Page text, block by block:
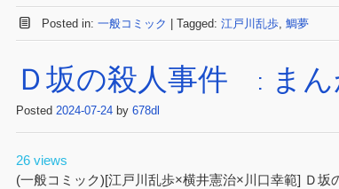
Posted in: 一般コミック Tagged: 江戸川乱歩, 鯛夢
Ｄ坂の殺人事件 : まん
Posted 2024-07-24 by 678dl
26 views
(一般コミック)[江戸川乱歩×横井憲治×川口幸範] Ｄ